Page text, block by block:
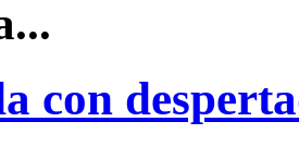
con